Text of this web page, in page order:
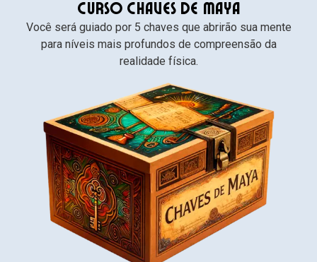
CURSO CHAVES DE MAYA
Você será guiado por 5 chaves que abrirão sua mente
para níveis mais profundos de compreensão da
realidade física.